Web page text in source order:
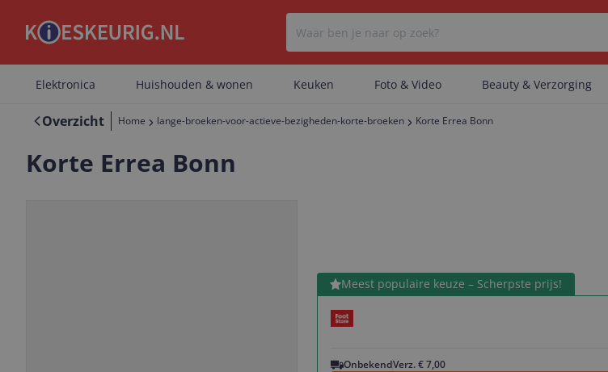
Er zijn geen artikelen gevonden.
Elektronica Huishouden & wonen Keuken Foto & Video Beauty & Verzorging
Overzicht Home lange-broeken-voor-actieve-bezigheden-korte-broeken Korte Errea Bonn
Korte Errea Bonn
Meest populaire keuze – Scherpste prijs!
OnbekendVerz. € 7,00
Bekijk product